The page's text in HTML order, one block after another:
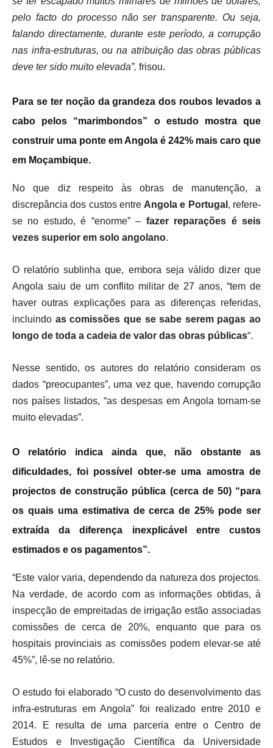
pelo facto do processo não ser transparente. Ou seja,
falando directamente, durante este período, a corrupção
nas infra-estruturas, ou na atribuição das obras públicas
deve ter sido muito elevada”, frisou.
Para se ter noção da grandeza dos roubos levados a
cabo pelos “marimbondos” o estudo mostra que
construir uma ponte em Angola é 242% mais caro que
em Moçambique.
No que diz respeito às obras de manutenção, a
discrepância dos custos entreAngola e Portugal , refere-
se no estudo, é “enorme” – fazer reparações é seis
vezes superior em solo angolano.
O relatório sublinha que, embora seja válido dizer que
Angola saiu de um conflito militar de 27 anos, “tem de
haver outras explicações para as diferenças referidas,
incluindo as comissões que se sabe serem pagas ao
longo de toda a cadeia de valor das obras públicas“.
Nesse sentido, os autores do relatório consideram os
dados “preocupantes”, uma vez que, havendo corrupção
nos países listados, “as despesas em Angola tornam-se
muito elevadas”.
O relatório indica ainda que, não obstante as
dificuldades, foi possível obter-se uma amostra de
projectos de construção pública (cerca de 50) “para
os quais uma estimativa de cerca de 25% pode ser
extraída da diferença inexplicável entre custos
estimados e os pagamentos”.
“Este valor varia, dependendo da natureza dos projectos.
Na verdade, de acordo com as informações obtidas, à
inspecção de empreitadas de irrigação estão associadas
comissões de cerca de 20%, enquanto que para os
hospitais provinciais as comissões podem elevar-se até
45%”, lê-se no relatório.
O estudo foi elaborado “O custo do desenvolvimento das
infra-estruturas em Angola” foi realizado entre 2010 e
2014. E resulta de uma parceria entre o Centro de
Estudos e Investigação Científica da Universidade